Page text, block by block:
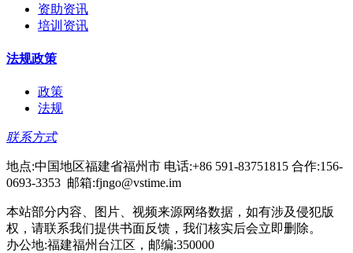
资助资讯
培训资讯
法规政策
政策
法规
联系方式
地点:中国地区福建省福州市 电话:+86 591-83751815 合作:156-
0693-3353 邮箱:fjngo@vstime.im
本站部分内容、图片、视频来源网络数据，如有涉及侵犯版
权，请联系我们提供书面反馈，我们核实后会立即删除。
办公地:福建福州台江区，邮编:350000